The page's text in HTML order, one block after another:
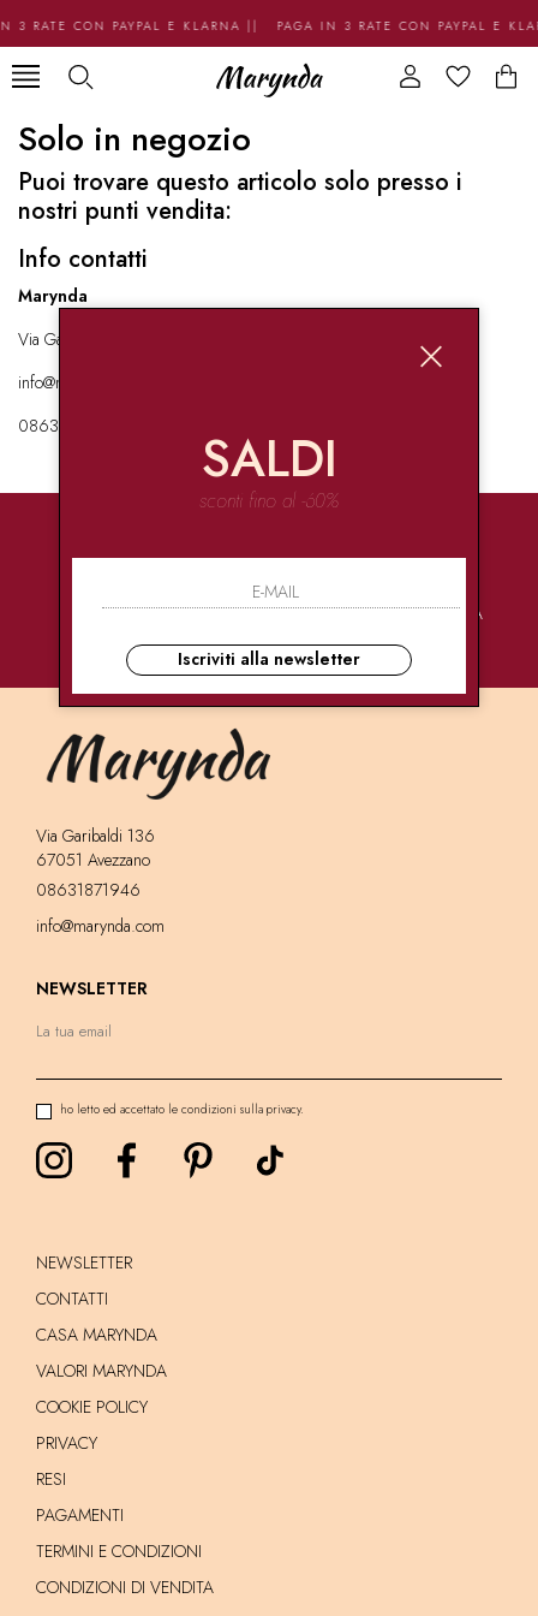
3 RATE CON PAYPAL E KLARNA || PAGA IN 3 RATE CON PAYPAL E
Solo in negozio
Puoi trovare questo articolo solo presso i
nostri punti vendita:
Info contatti
Marynda
Via Garibaldi 136 67051 Avezzano
info@marynda.com
08631871946
PAGAMENTI
CONSEGNE
ULTRA RAPIDE
ASSISTENZA
Via Garibaldi 136
67051 Avezzano
08631871946
info@marynda.com
NEWSLETTER
ho letto ed accettato le condizioni sulla privacy.
NEWSLETTER
CONTATTI
CASA MARYNDA
VALORI MARYNDA
COOKIE POLICY
PRIVACY
RESI
PAGAMENTI
TERMINI E CONDIZIONI
CONDIZIONI DI VENDITA
SALDI
sconti fino al -60%
Iscriviti alla newsletter